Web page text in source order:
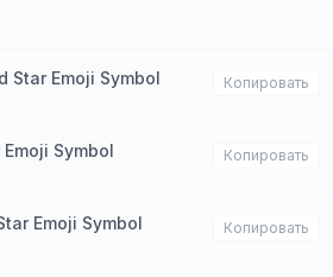
Star Emoji Symbol Копировать
Symbol Копировать
Emoji Symbol Копировать